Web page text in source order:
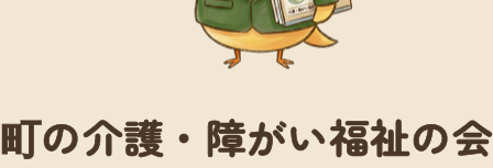
の介護・障がい福祉の